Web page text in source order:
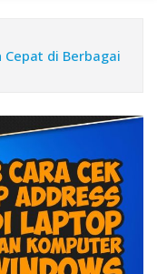
Cepat di Berbagai